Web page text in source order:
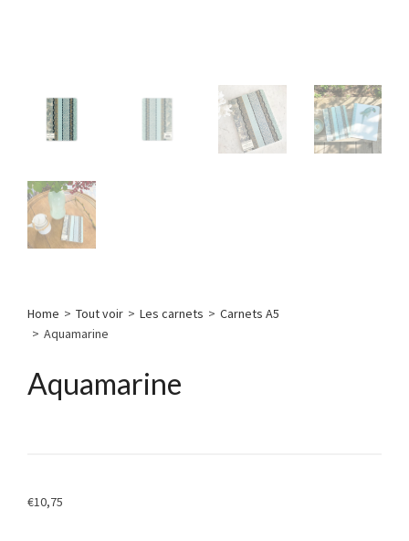
Home > Tout voir > Les carnets > Carnets A5
> Aquamarine
Aquamarine
€10,75